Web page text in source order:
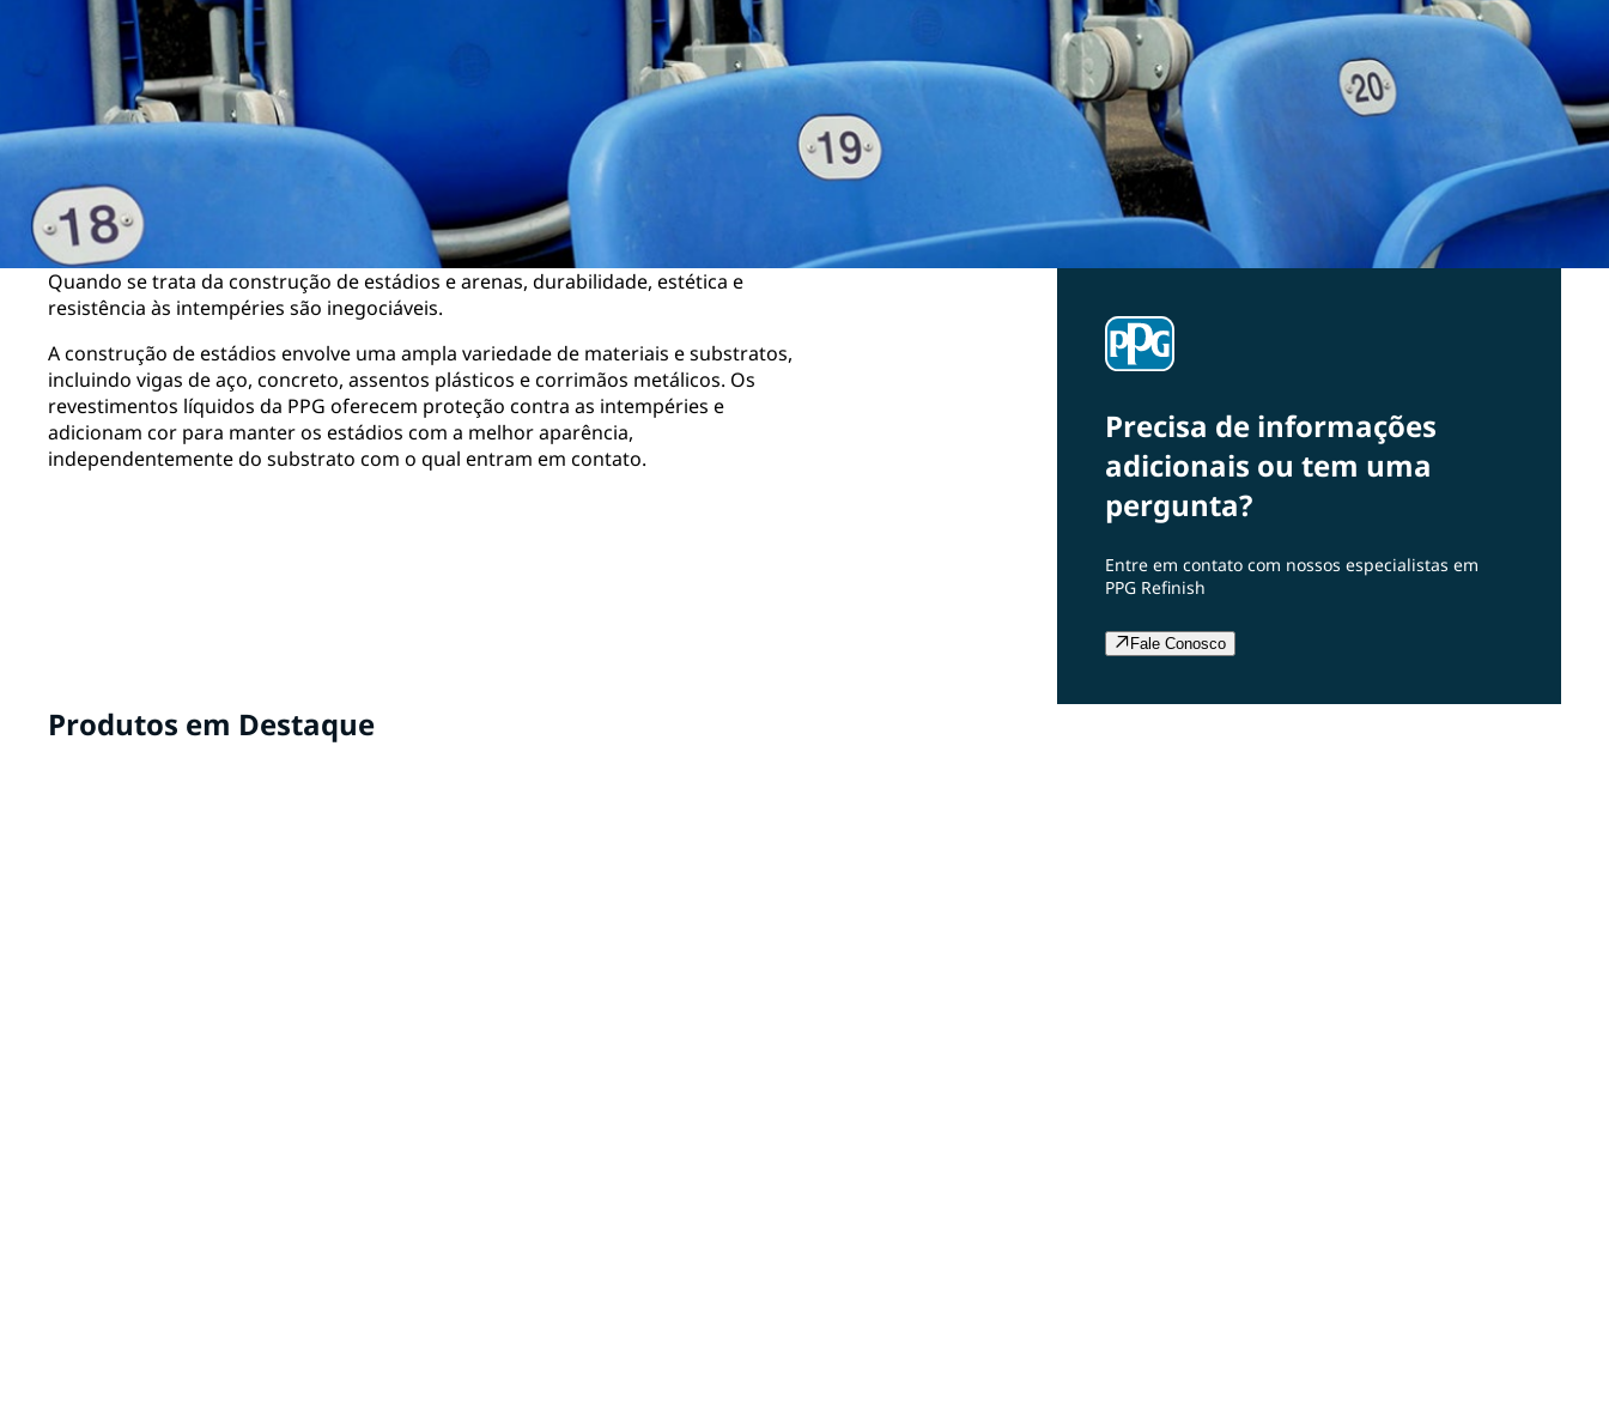
Quando se trata da construção de estádios e arenas, durabilidade, estética e
resistência às intempéries são inegociáveis.
A construção de estádios envolve uma ampla variedade de materiais e substratos,
incluindo vigas de aço, concreto, assentos plásticos e corrimãos metálicos. Os
revestimentos líquidos da PPG oferecem proteção contra as intempéries e
adicionam cor para manter os estádios com a melhor aparência,
independentemente do substrato com o qual entram em contato.
Precisa de informações
adicionais ou tem uma
pergunta?
Entre em contato com nossos especialistas em
PPG Refinish
Fale Conosco
Produtos em Destaque